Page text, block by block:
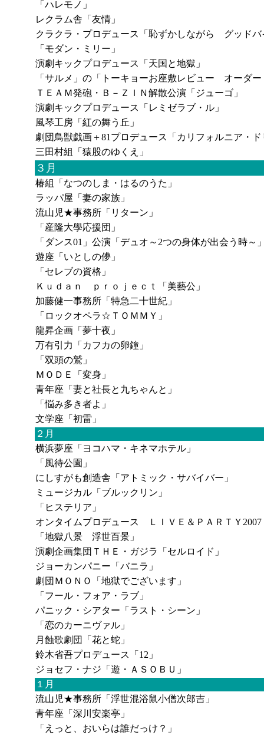
「ハレモノ」
レクラム舎「友情」
クラクラ・プロデュース「恥ずかしながら グッドバ
「モダン・ミリー」
演劇キックプロデュース「天国と地獄」
「サルメ」の「トーキョーお座敷レビュー オーダ
ＴＥＡＭ発砲・Ｂ－ＺＩＮ解散公演「ジューゴ」
演劇キックプロデュース「レミゼラブ・ル」
風琴工房「紅の舞う丘」
劇団鳥獣戯画＋81プロデュース「カリフォルニア・
三田村組「猿股のゆくえ」
３月
椿組「なつのしま・はるのうた」
ラッパ屋「妻の家族」
流山児★事務所「リターン」
「産隆大學応援団」
「ダンス01」公演「デュオ～2つの身体が出会う時～
遊座「いとしの儚」
「セレブの資格」
Ｋｕｄａｎ ｐｒｏｊｅｃｔ「美藝公」
加藤健一事務所「特急二十世紀」
「ロックオペラ☆ＴＯＭＭＹ」
龍昇企画「夢十夜」
万有引力「カフカの卵鐘」
「双頭の鷲」
ＭＯＤＥ「変身」
青年座「妻と社長と九ちゃんと」
「悩み多き者よ」
文学座「初雷」
２月
横浜夢座「ヨコハマ・キネマホテル」
「風待公園」
にしすがも創造舎「アトミック・サバイバー」
ミュージカル「ブルックリン」
「ヒステリア」
オンタイムプロデュース ＬＩＶＥ＆ＰＡＲＴＹ
「地獄八景 浮世百景」
演劇企画集団ＴＨＥ・ガジラ「セルロイド」
ジョーカンパニー「バニラ」
劇団ＭＯＮＯ「地獄でございます」
「フール・フォア・ラブ」
パニック・シアター「ラスト・シーン」
「恋のカーニヴァル」
月蝕歌劇団「花と蛇」
鈴木省吾プロデュース「12」
ジョセフ・ナジ「遊・ＡＳＯＢＵ」
１月
流山児★事務所「浮世混浴鼠小僧次郎吉」
青年座「深川安楽亭」
「えっと、おいらは誰だっけ？」